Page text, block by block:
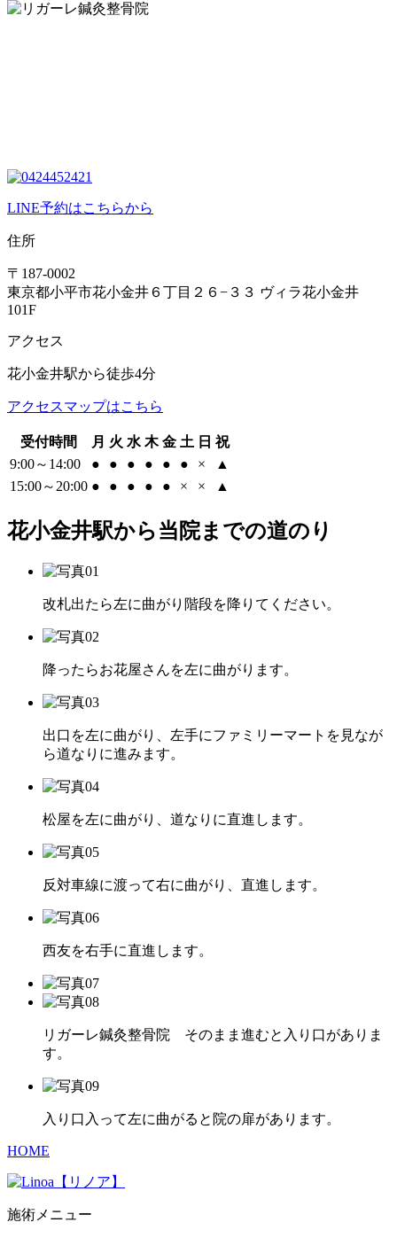
LINE予約はこちらから
住所
〒187-0002
東京都小平市花小金井６丁目２６−３３ ヴィラ花小金井
101F
アクセス
花小金井駅から徒歩4分
アクセスマップはこちら
受付時間 月 火 水 木 金 土 日 祝
9:00～14:00
● ● ● ● ● ● ×
▲
15:00～20:00 ● ● ● ● ● × × ▲
花小金井駅から当院までの道のり
改札出たら左に曲がり階段を降りてください。
降ったらお花屋さんを左に曲がります。
出口を左に曲がり、左手にファミリーマートを見なが
ら道なりに進みます。
松屋を左に曲がり、道なりに直進します。
反対車線に渡って右に曲がり、直進します。
西友を右手に直進します。
リガーレ鍼灸整骨院 そのまま進むと入り口がありま
す。
入り口入って左に曲がると院の扉があります。
HOME
施術メニュー